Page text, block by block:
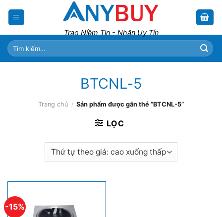
Trao Niềm Tin - Nhận Uy Tín
Tìm
kiếm:
BTCNL-5
Trang chủ / Sản phẩm được gắn thẻ “BTCNL-5”
LỌC
-15%